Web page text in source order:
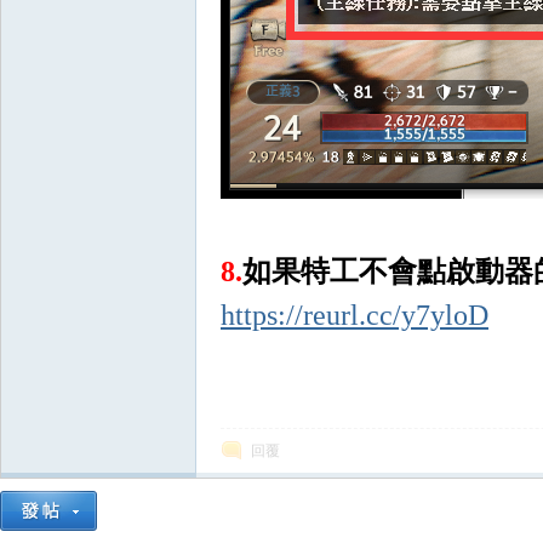
王
8.如果特工不會點啟動
https://reurl.cc/y7yloD
回覆